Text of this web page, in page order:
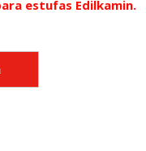
estufas Edilkamin.